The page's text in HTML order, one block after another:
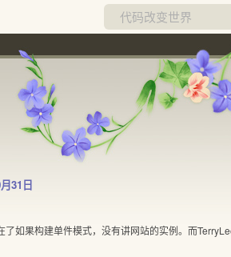
31日
如果构建单件模式，没有讲网站的实例。而